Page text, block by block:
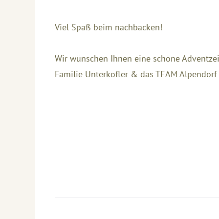
Viel Spaß beim nachbacken!
Wir wünschen Ihnen eine schöne
Familie Unterkofler & das TEAM Alpendorf